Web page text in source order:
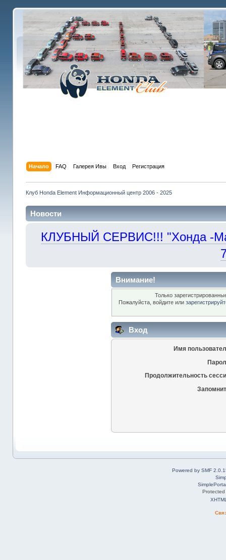
Начало FAQ Галерея Ивы Вход Регистрация
Клуб Honda Element Информационный центр 2006 - 2025
Новости
КЛУБНЫЙ СЕРВИС!!! "Хонда -
Внимание!
Только
Пожалуйста, войдите или
Вход
Имя
Продолжительность
Powered by SMF